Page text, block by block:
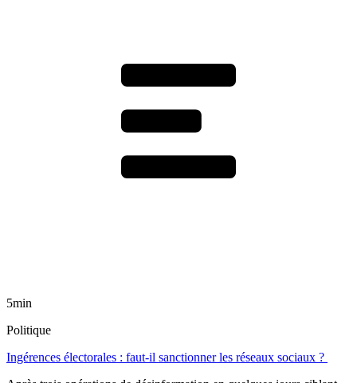
5min
Politique
Ingérences électorales : faut-il sanctionner les réseaux sociaux ?